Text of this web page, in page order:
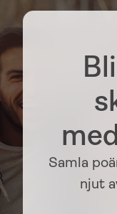
Samla
njut